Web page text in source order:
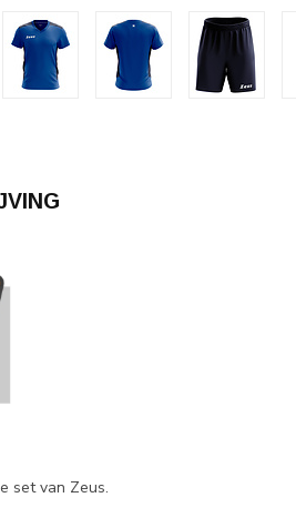
set van Zeus.